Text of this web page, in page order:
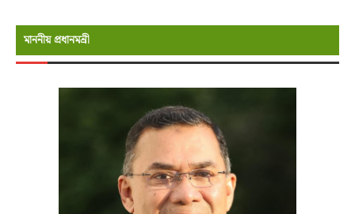
মাননীয় প্রধানমন্রী